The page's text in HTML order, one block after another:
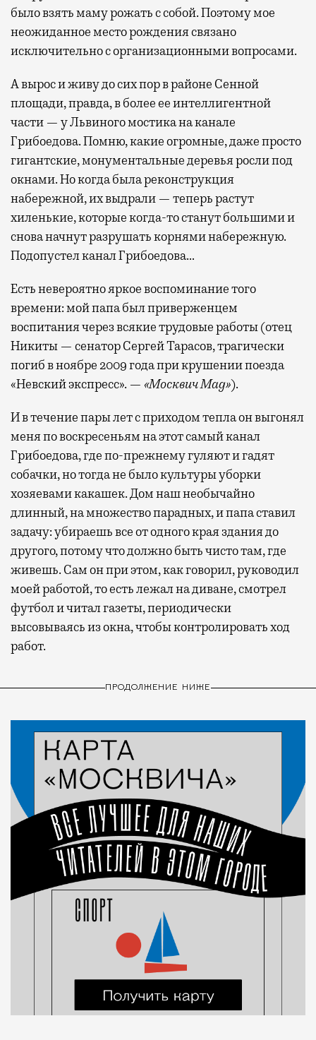
было взять маму рожать с собой. Поэтому мое
неожиданное место рождения связано
исключительно с организационными вопросами.
А вырос и живу до сих пор в районе Сенной
площади, правда, в более ее интеллигентной
части — у Львиного мостика на канале
Грибоедова. Помню, какие огромные, даже просто
гигантские, монументальные деревья росли под
окнами. Но когда была реконструкция
набережной, их выдрали — теперь растут
хиленькие, которые когда-то станут большими и
снова начнут разрушать корнями набережную.
Подопустел канал Грибоедова…
Есть невероятно яркое воспоминание того
времени: мой папа был приверженцем
воспитания через всякие трудовые работы (отец
Никиты — сенатор Сергей Тарасов, трагически
погиб в ноябре 2009 года при крушении поезда
«Невский экспресс». — «Москвич Mag»).
И в течение пары лет с приходом тепла он выгонял
меня по воскресеньям на этот самый канал
Грибоедова, где по-прежнему гуляют и гадят
собачки, но тогда не было культуры уборки
хозяевами какашек. Дом наш необычайно
длинный, на множество парадных, и папа ставил
задачу: убираешь все от одного края здания до
другого, потому что должно быть чисто там, где
живешь. Сам он при этом, как говорил, руководил
моей работой, то есть лежал на диване, смотрел
футбол и читал газеты, периодически
высовываясь из окна, чтобы контролировать ход
работ.
ПРОДОЛЖЕНИЕ НИЖЕ